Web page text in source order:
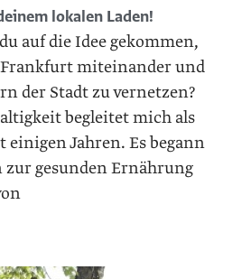
lokalen Laden!
auf die Idee gekommen,
miteinander und
der Stadt zu vernetzen?
begleitet mich als
Jahren. Es begann
gesunden Ernährung